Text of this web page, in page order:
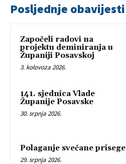
Posljednje obavijesti
Započeli radovi na
projektu deminiranja u
Županiji Posavskoj
3. kolovoza 2026.
141. sjednica Vlade
Županije Posavske
30. srpnja 2026.
Polaganje svečane prisege
29. srpnja 2026.